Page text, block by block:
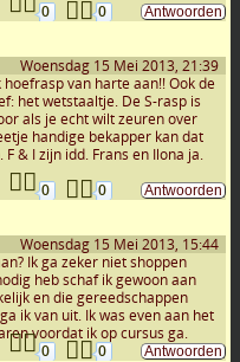
0
0
Woensdag 15 Mei 2013, 21:39
van harte aan!! Ook de
het wetstaaltje. De S-rasp is
als je echt wilt zeuren over
handige bekapper kan dat
& I zijn idd. Frans en Ilona ja.
0
0
Woensdag 15 Mei 2013, 15:44
Ik ga zeker niet shoppen
heb schaf ik gewoon aan
en die gereedschappen
ik van uit. Ik was even aan het
voordat ik op cursus ga.
0
0